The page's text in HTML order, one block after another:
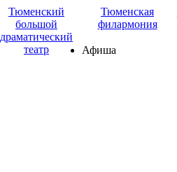
Тюменский
большой
драматический
театр
Тюменская
филармония
Афиша